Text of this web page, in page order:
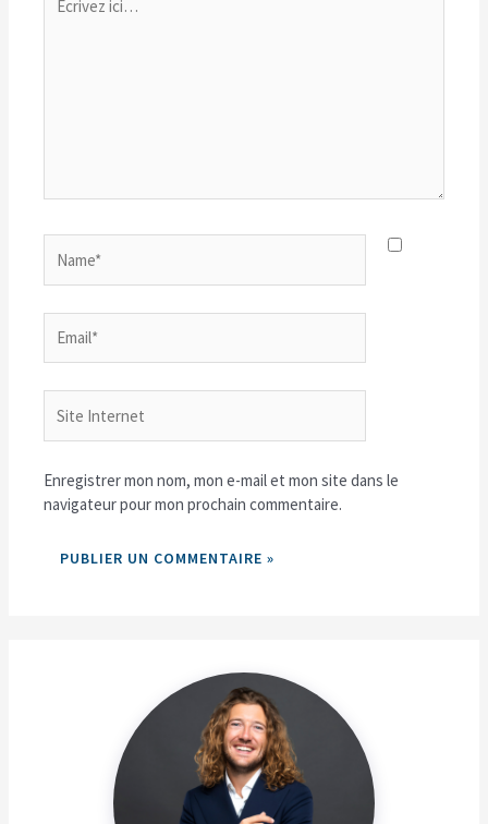
ici…
Internet
Enregistrer mon nom, mon e-mail et mon site dans le
navigateur pour mon prochain commentaire.